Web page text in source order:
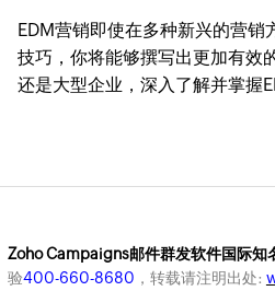
EDM营销即使在多种新兴的营
技巧，你将能够撰写出更加有效
还是大型企业，深入了解并掌握
Zoho Campaigns邮件群发软件国际知
验400-660-8680 ，转载请注明出处: